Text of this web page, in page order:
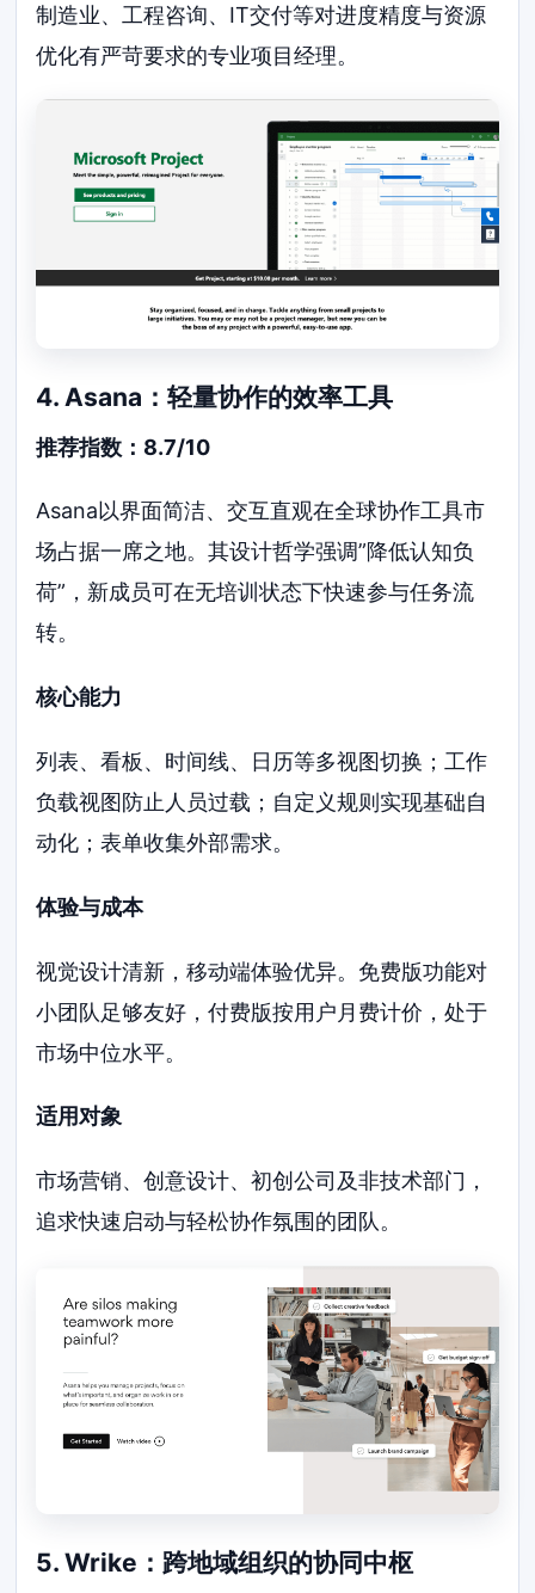
制造业、工程咨询、IT交付等对进度精度与资源
优化有严苛要求的专业项目经理。
4. Asana：轻量协作的效率工具
推荐指数：8.7/10
Asana以界面简洁、交互直观在全球协作工具市
场占据一席之地。其设计哲学强调”降低认知负
荷”，新成员可在无培训状态下快速参与任务流
转。
核心能力
列表、看板、时间线、日历等多视图切换；工作
负载视图防止人员过载；自定义规则实现基础自
动化；表单收集外部需求。
体验与成本
视觉设计清新，移动端体验优异。免费版功能对
小团队足够友好，付费版按用户月费计价，处于
市场中位水平。
适用对象
市场营销、创意设计、初创公司及非技术部门，
追求快速启动与轻松协作氛围的团队。
5. Wrike：跨地域组织的协同中枢